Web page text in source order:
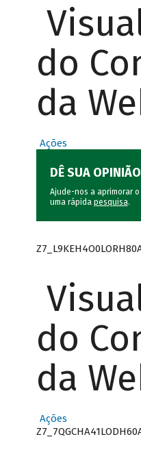
do
da
Ações
DÊ SUA OPINIÃO
Ajude-nos a aprimorar
uma rápida pesquisa.
do
da
Ações